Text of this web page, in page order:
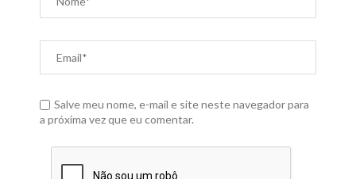
Salve meu nome, e-mail e site neste navegador para
a próxima vez que eu comentar.